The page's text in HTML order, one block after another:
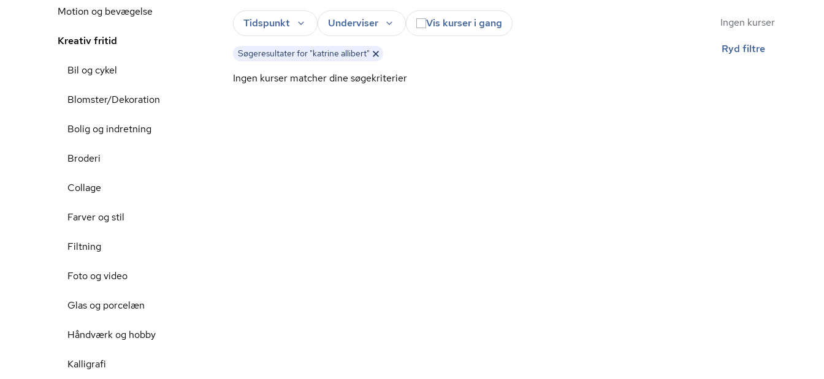
Motion og bevægelse
Kreativ fritid
Bil og cykel
Blomster/Dekoration
Bolig og indretning
Broderi
Collage
Farver og stil
Filtning
Foto og video
Glas og porcelæn
Håndværk og hobby
Kalligrafi
Tidspunkt Underviser Vis kurser i gang
Søgeresultater for "katrine allibert"
Ingen kurser
Ryd filtre
Ingen kurser matcher dine søgekriterier